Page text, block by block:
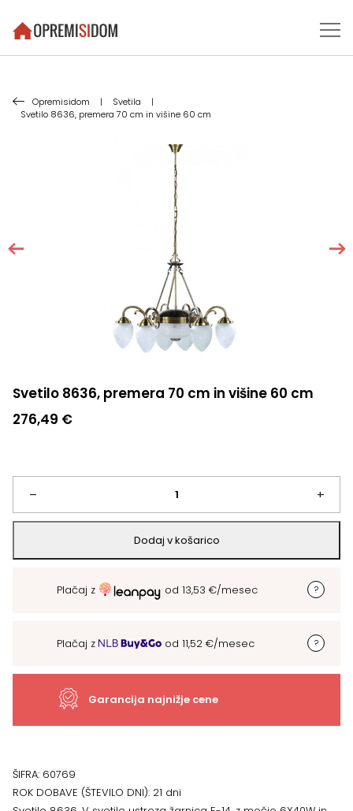
Opremisidom | Svetila
|
Svetilo 8636, premera 70 cm in višine 60 cm
Svetilo 8636, premera 70 cm in višine 60 cm
276,49 €
–
Svetilo
8636,
premera
60
količina
+
Dodaj v košarico
Plačaj z od 13,53 €/mesec
Plačaj z od 11,52 €/mesec
Garancija najnižje cene
ŠIFRA: 60769
ROK DOBAVE (ŠTEVILO DNI): 21 dni